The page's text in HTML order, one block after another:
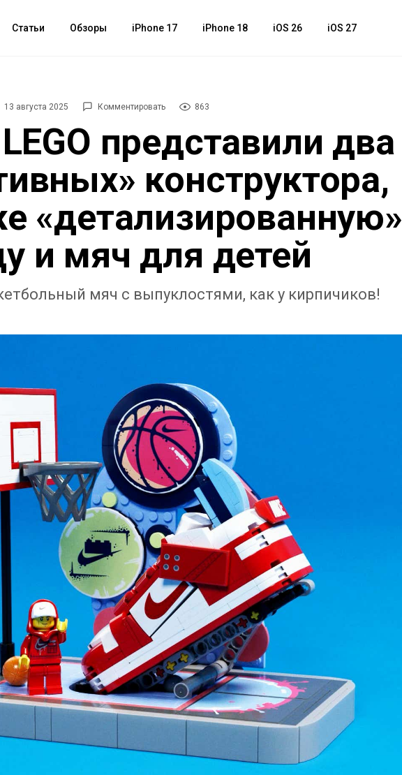
Статьи Обзоры iPhone 17 iPhone 18 iOS 26 iOS 27
13 августа 2025 Комментировать 863
представили два
конструктора,
«детализированную»
и мяч для детей
мяч с выпуклостями, как у кирпичиков!